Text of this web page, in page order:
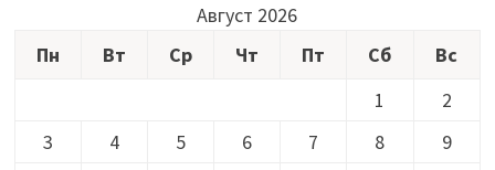
Август 2026
Пн
Вт Ср Чт Пт Сб
Вс
1
2
3
4 5 6 7 8
9